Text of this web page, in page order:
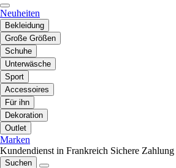
Neuheiten
Bekleidung
Große Größen
Schuhe
Unterwäsche
Sport
Accessoires
Für ihn
Dekoration
Outlet
Marken
Kundendienst in Frankreich Sichere Zahlung
Suchen